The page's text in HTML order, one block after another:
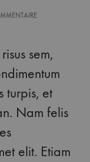
SUR
FROM
FASHION
WEEK
sem,
turpis, et
Nam felis
elit. Etiam